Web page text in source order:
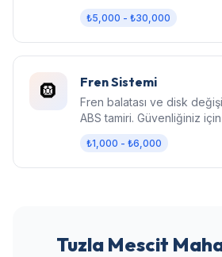
₺5,000 - ₺30,000
🛞 Fren Sistemi
Fren balatası ve disk
ABS tamiri. Güvenliğiniz
₺1,000 - ₺6,000
Tuzla Mescit